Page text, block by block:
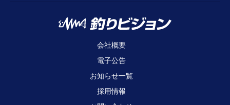
会社概要
電子公告
お知らせ一覧
採用情報